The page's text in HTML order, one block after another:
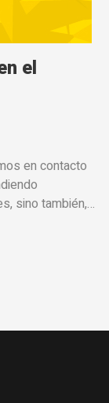
el
en contacto
sino también,